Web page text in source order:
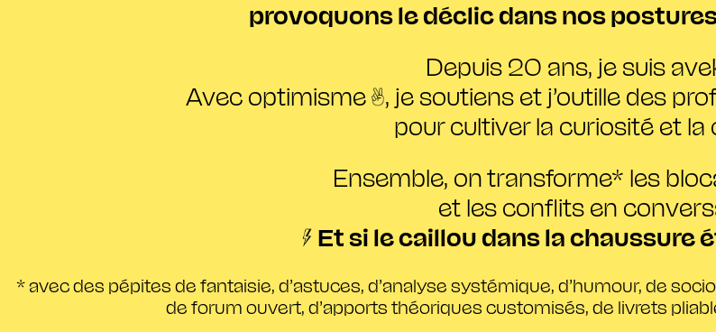
provoquons le déclic dans nos
Depuis 20 ans, je suis
Avec optimisme
, je soutiens et j’outille des
pour cultiver la curiosité et la
Ensemble, on transforme* les
et les conflits en
Et si le caillou dans la chaussure
* avec des pépites de fantaisie, d’astuces, d’analyse systémique, d’humour, de
de forum ouvert, d’apports théoriques customisés, de livrets